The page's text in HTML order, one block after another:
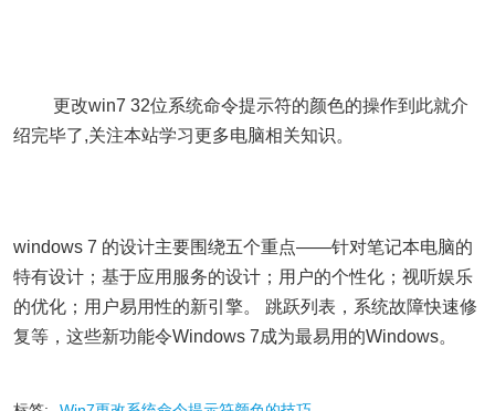
更改win7 32位系统命令提示符的颜色的操作到此就介
绍完毕了,关注本站学习更多电脑相关知识。
windows 7 的设计主要围绕五个重点——针对笔记本电脑的
特有设计；基于应用服务的设计；用户的个性化；视听娱乐
的优化；用户易用性的新引擎。 跳跃列表，系统故障快速修
复等，这些新功能令Windows 7成为最易用的Windows。